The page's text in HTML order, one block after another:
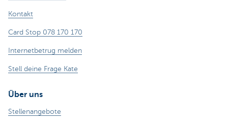
Kontakt
Card Stop 078 170 170
Internetbetrug melden
Stell deine Frage Kate
Über uns
Stellenangebote